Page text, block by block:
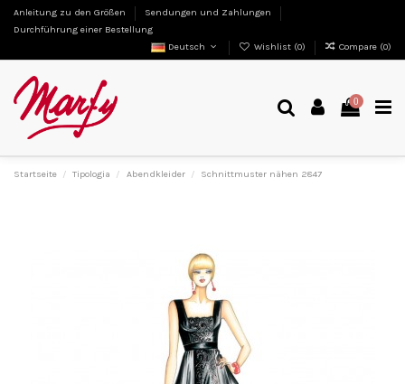
Anleitung zu den Größen
Sendungen und Zahlungen
Durchführung einer Bestellung
Deutsch
Wishlist (0) Compare (0)
0
Startseite Tipologia Abendkleider Schnittmuster nähen 2847